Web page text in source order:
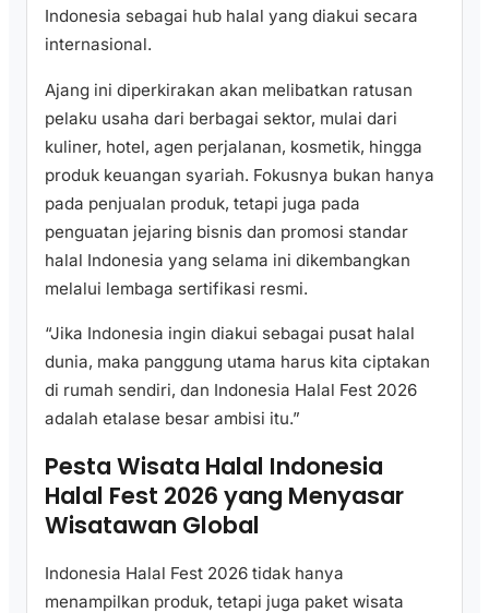
Indonesia sebagai hub halal yang diakui secara
internasional.
Ajang ini diperkirakan akan melibatkan ratusan
pelaku usaha dari berbagai sektor, mulai dari
kuliner, hotel, agen perjalanan, kosmetik, hingga
produk keuangan syariah. Fokusnya bukan hanya
pada penjualan produk, tetapi juga pada
penguatan jejaring bisnis dan promosi standar
halal Indonesia yang selama ini dikembangkan
melalui lembaga sertifikasi resmi.
“Jika Indonesia ingin diakui sebagai pusat halal
dunia, maka panggung utama harus kita ciptakan
di rumah sendiri, dan Indonesia Halal Fest 2026
adalah etalase besar ambisi itu.”
Pesta Wisata Halal Indonesia
Halal Fest 2026 yang Menyasar
Wisatawan Global
Indonesia Halal Fest 2026 tidak hanya
menampilkan produk, tetapi juga paket wisata